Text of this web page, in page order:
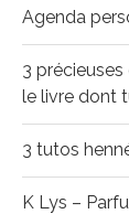
Agenda
3
le livre dont
3 tutos
K Lys –